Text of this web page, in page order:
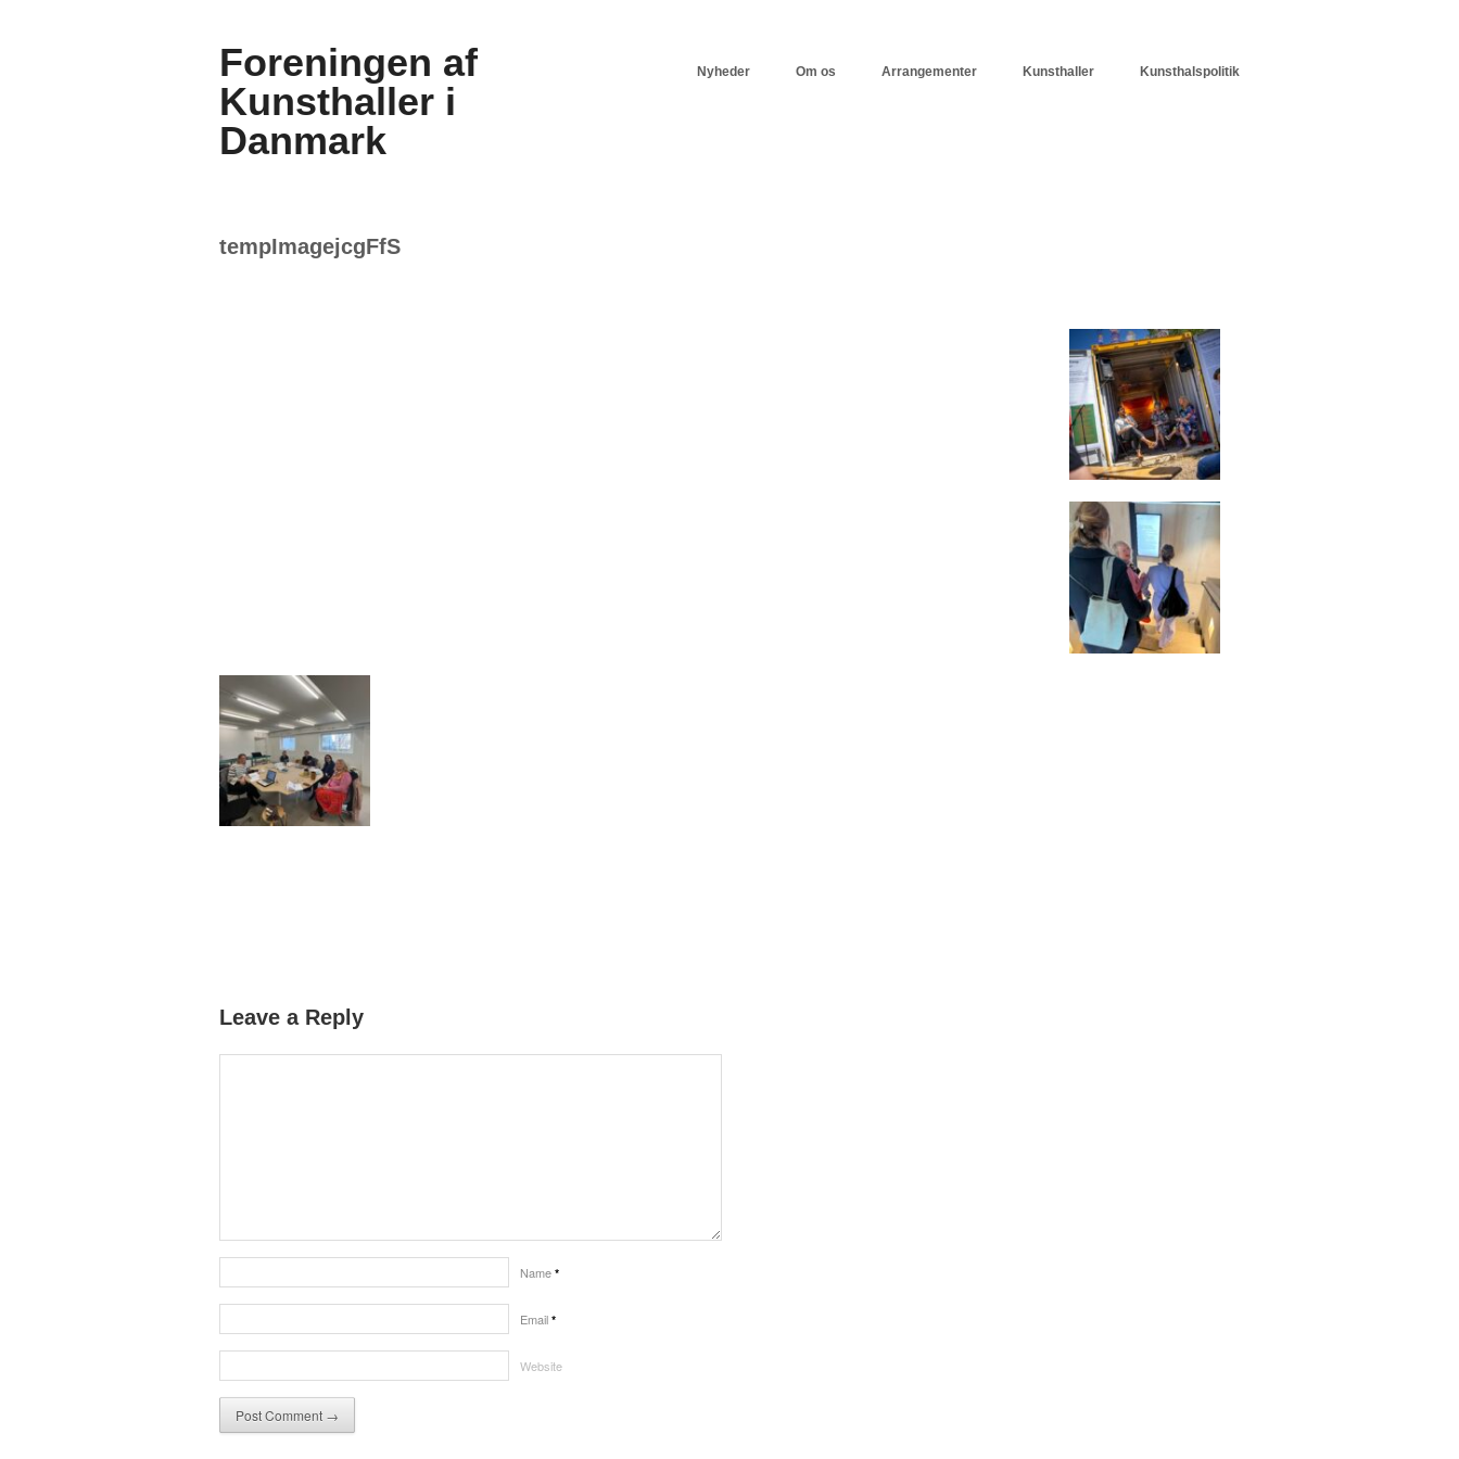
Foreningen af
Kunsthaller i
Danmark
Nyheder Om os Arrangementer Kunsthaller Kunsthalspolitik
tempImagejcgFfS
Leave a Reply
Name *
Email *
Website